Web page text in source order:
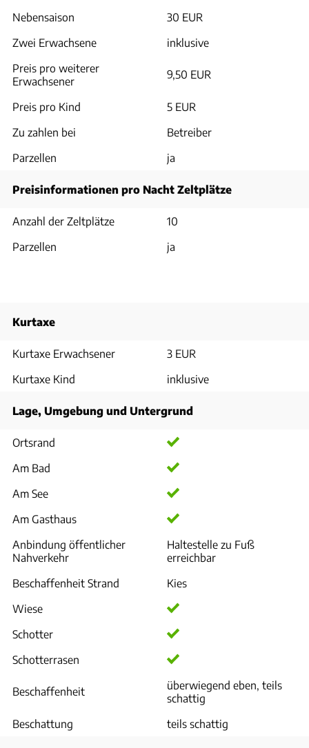
Nebensaison
30 EUR
Zwei Erwachsene
inklusive
Preis pro weiterer
Erwachsener
9,50 EUR
Preis pro Kind
5 EUR
Zu zahlen bei
Betreiber
Parzellen
ja
Preisinformationen pro Nacht Zeltplätze
Anzahl der Zeltplätze
10
Parzellen
ja
Kurtaxe
Kurtaxe Erwachsener
3 EUR
Kurtaxe Kind
inklusive
Lage, Umgebung und Untergrund
Ortsrand
Am Bad
Am See
Am Gasthaus
Anbindung öffentlicher
Nahverkehr
Haltestelle zu Fuß
erreichbar
Beschaffenheit Strand
Kies
Wiese
Schotter
Schotterrasen
Beschaffenheit
überwiegend eben, teils
schattig
Beschattung
teils schattig